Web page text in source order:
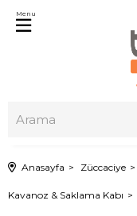
Menu
Anasayfa Züccaciye
Kavanoz & Saklama Kabı